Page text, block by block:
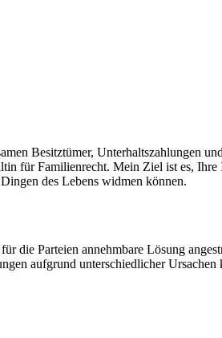
Besitztümer, Unterhaltszahlungen
für Familienrecht. Mein Ziel ist es,
des Lebens widmen können.
die Parteien annehmbare Lösung
aufgrund unterschiedlicher